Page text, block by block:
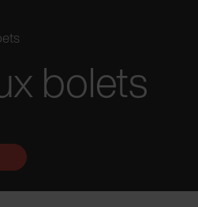
bolets